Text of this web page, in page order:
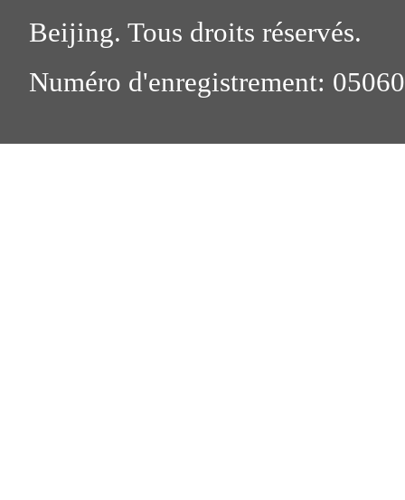
Beijing. Tous droits réservés.
Numéro d'enregistrement: